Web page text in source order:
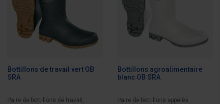
Bottillons de travail vert OB
SRA
Paire de bottillons de travail,
Bottillons agroalimentaire
blanc OB SRA
Paire de bottillons appelés